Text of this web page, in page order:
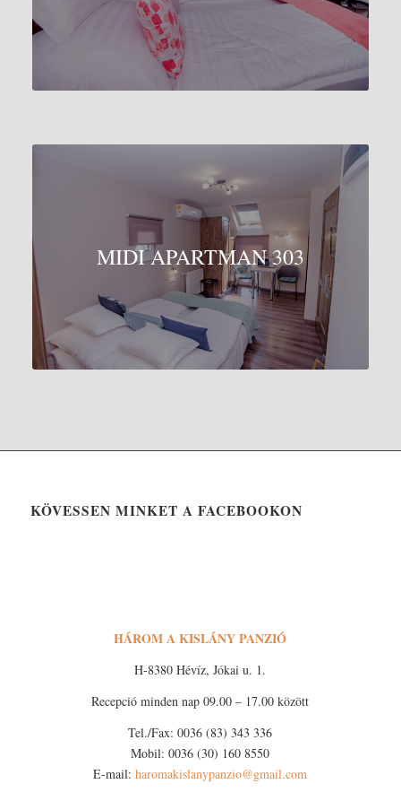
MIDI APARTMAN 303
KÖVESSEN MINKET A FACEBOOKON
HÁROM A KISLÁNY PANZIÓ
H-8380 Hévíz, Jókai u. 1.
Recepció minden nap 09.00 – 17.00 között
Tel./Fax: 0036 (83) 343 336
Mobil: 0036 (30) 160 8550
E-mail:haromakislanypanzio@gmail.com